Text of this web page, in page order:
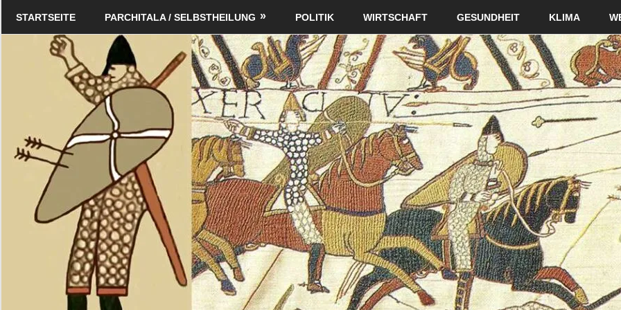
Schildverlag
STARTSEITE PARCHITALA / SELBSTHEILUNG POLITIK WIRTSCHAFT GESUNDHEIT KLIMA